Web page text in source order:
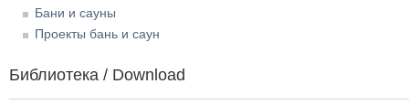
Бани и сауны
Проекты бань и саун
Библиотека / Download